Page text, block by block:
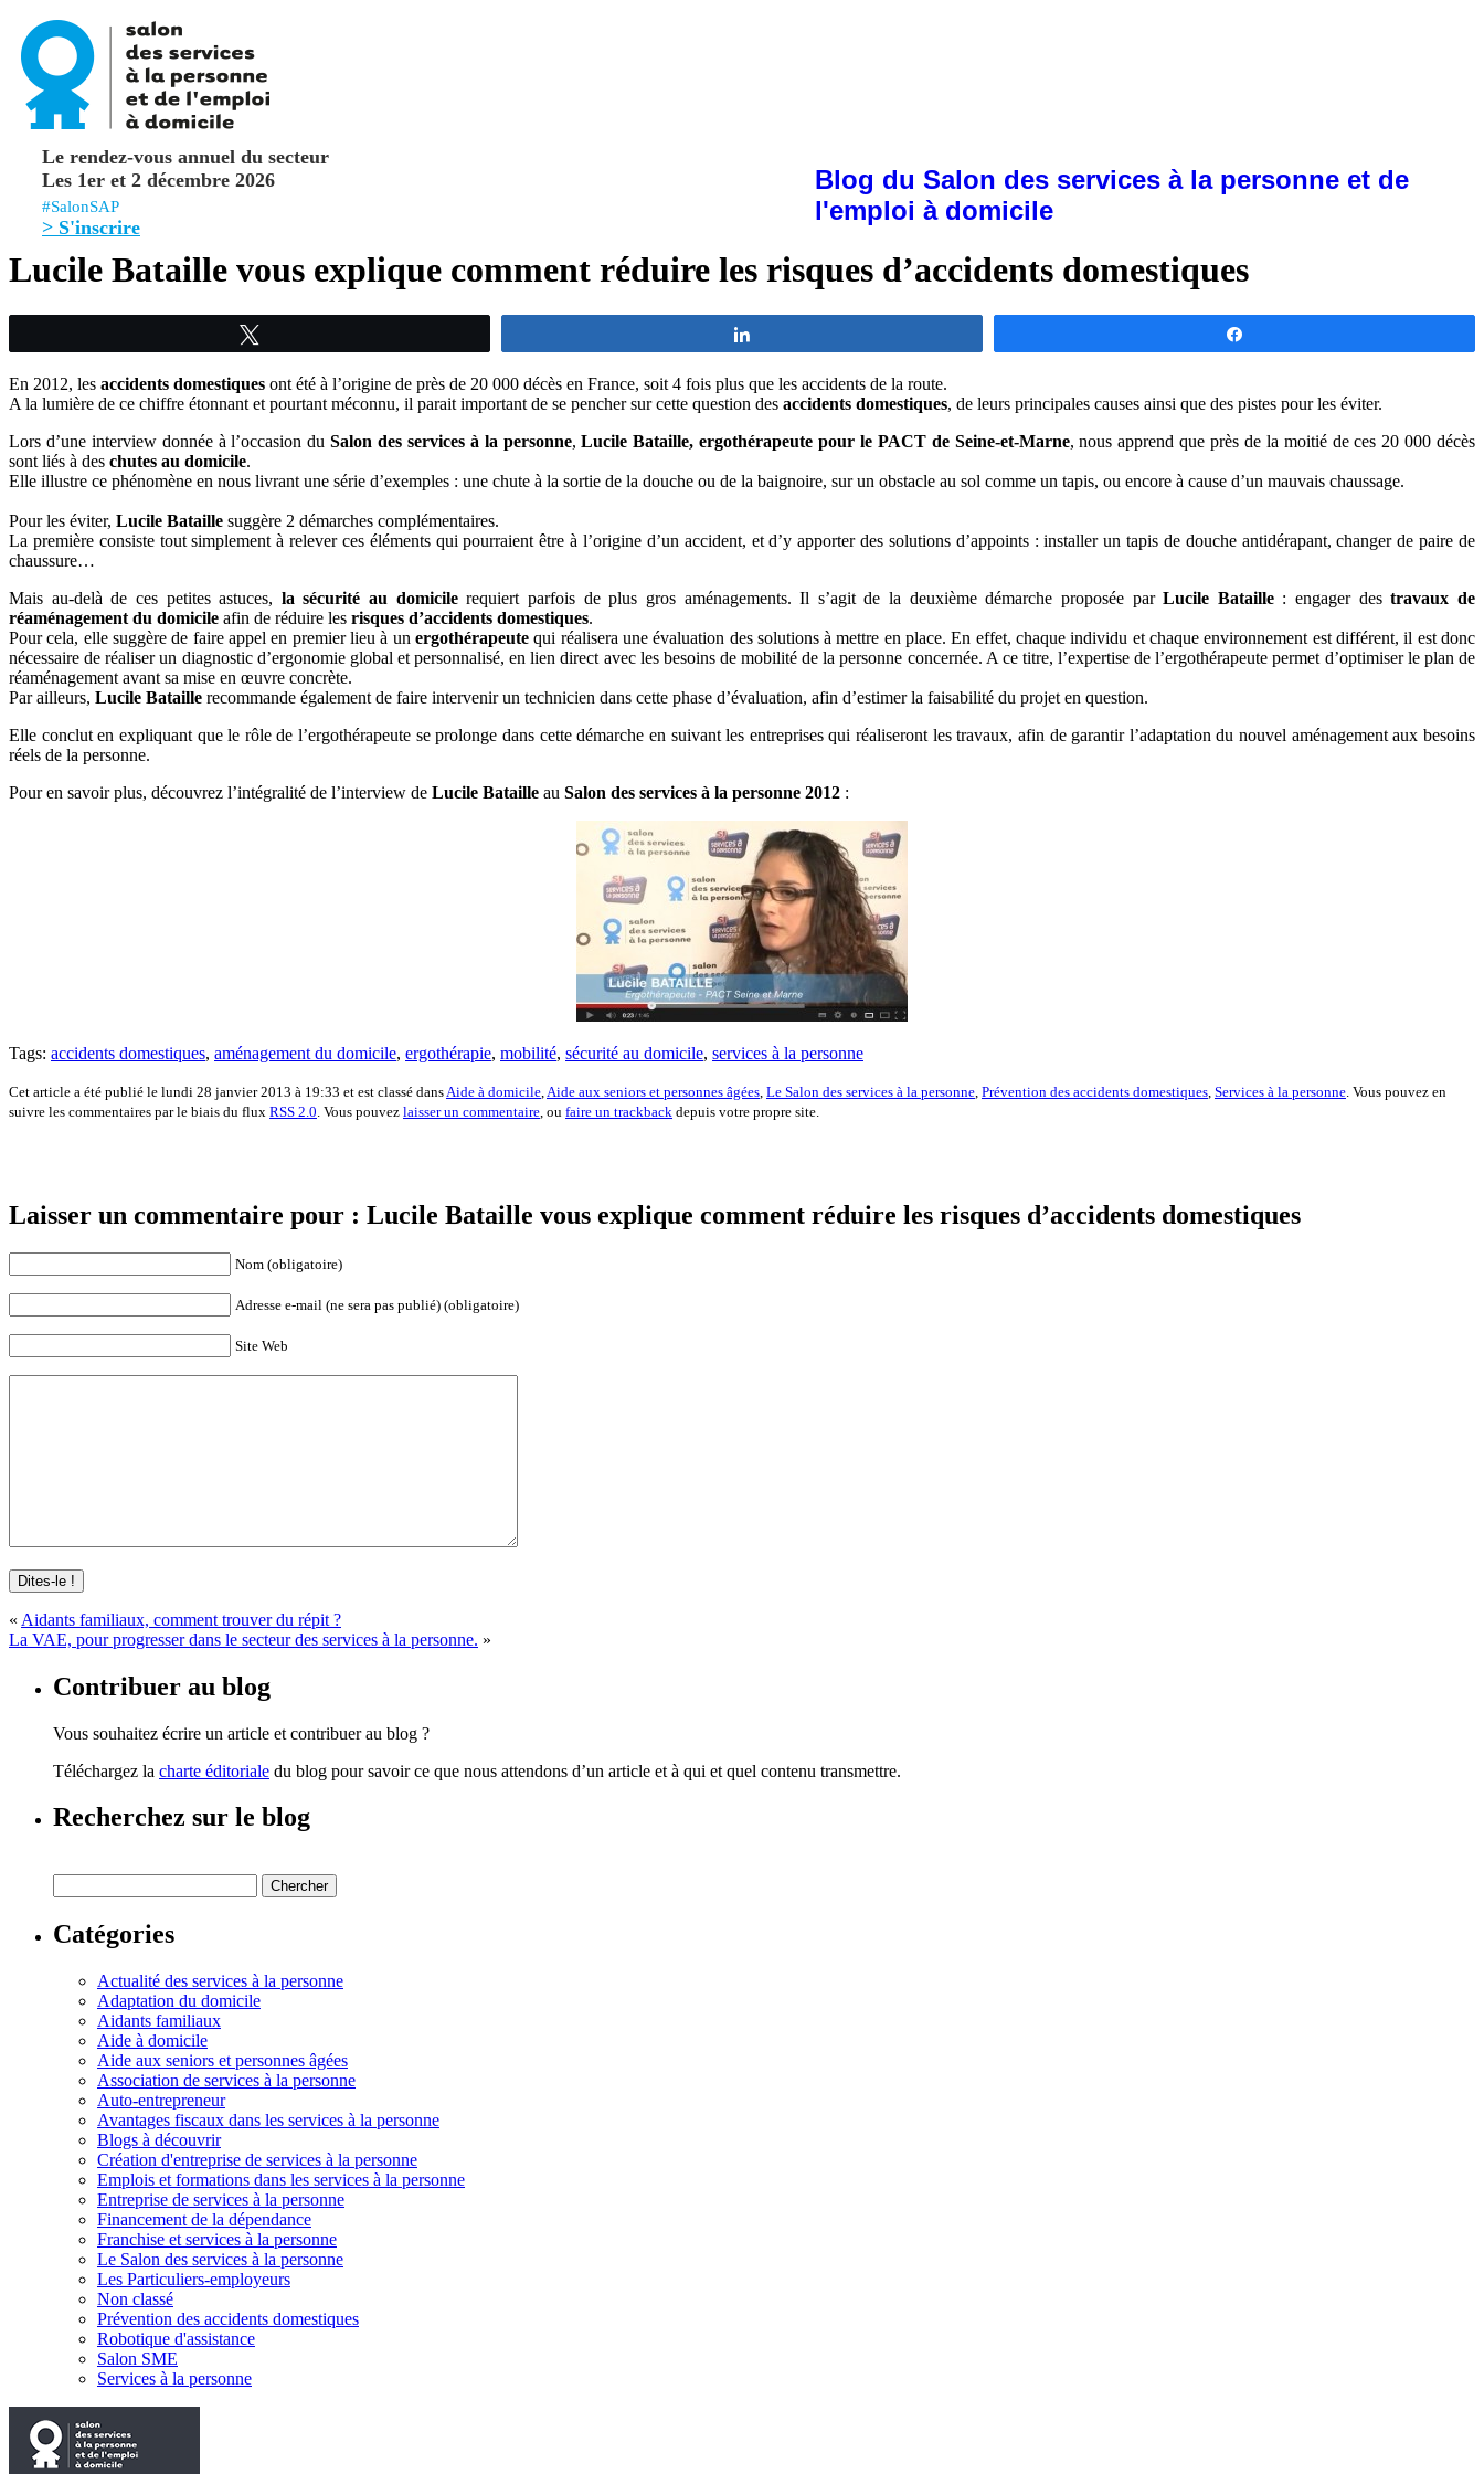
Le rendez-vous annuel du secteur
Les 1er et 2 décembre 2026
#SalonSAP
> S'inscrire
Blog du Salon des services à la personne et de
l'emploi à domicile
Lucile Bataille vous explique comment réduire les risques d’accidents domestiques
En 2012, les accidents domestiques ont été à l’origine de près de 20 000 décès en France, soit 4 fois plus que les accidents de la route.
A la lumière de ce chiffre étonnant et pourtant méconnu, il parait important de se pencher sur cette question des accidents domestiques, de leurs principales causes ainsi que des pistes pour les éviter.
Lors d’une interview donnée à l’occasion duSalon des services à la personne,Lucile Bataille, ergothérapeute pour le PACT de Seine-et-Marne, nous apprend que près de la moitié de ces 20 000 décès
sont liés à des chutes au domicile.
Elle illustre ce phénomène en nous livrant une série d’exemples : une chute à la sortie de la douche ou de la baignoire, sur un obstacle au sol comme un tapis, ou encore à cause d’un mauvais chaussage.
Pour les éviter, Lucile Bataille suggère 2 démarches complémentaires.
La première consiste tout simplement à relever ces éléments qui pourraient être à l’origine d’un accident, et d’y apporter des solutions d’appoints : installer un tapis de douche antidérapant, changer de paire de
chaussure…
Mais au-delà de ces petites astuces, la sécurité au domicilerequiert parfois de plus gros aménagements. Il s’agit de la deuxième démarche proposée parLucile Bataille: engager destravaux de
réaménagement du domicile afin de réduire les risques d’accidents domestiques.
Pour cela, elle suggère de faire appel en premier lieu à un ergothérapeutequi réalisera une évaluation des solutions à mettre en place. En effet, chaque individu et chaque environnement est différent, il est donc
nécessaire de réaliser un diagnostic d’ergonomie global et personnalisé, en lien direct avec les besoins de mobilité de la personne concernée. A ce titre, l’expertise de l’ergothérapeute permet d’optimiser le plan de
réaménagement avant sa mise en œuvre concrète.
Par ailleurs, Lucile Bataille recommande également de faire intervenir un technicien dans cette phase d’évaluation, afin d’estimer la faisabilité du projet en question.
Elle conclut en expliquant que le rôle de l’ergothérapeute se prolonge dans cette démarche en suivant les entreprises qui réaliseront les travaux, afin de garantir l’adaptation du nouvel aménagement aux besoins
réels de la personne.
Pour en savoir plus, découvrez l’intégralité de l’interview de Lucile Bataille au Salon des services à la personne 2012 :
Tags: accidents domestiques, aménagement du domicile, ergothérapie, mobilité, sécurité au domicile, services à la personne
Cet article a été publié le lundi 28 janvier 2013 à 19:33 et est classé dans Aide à domicile Aide aux seniors et personnes âgées Le Salon des services à la personne Prévention des accidents domestiques Services à la personne . Vous pouvez en
suivre les commentaires par le biais du flux RSS 2.0 . Vous pouvez laisser un commentaire , ou faire un trackback depuis votre propre site.
Laisser un commentaire pour : Lucile Bataille vous explique comment réduire les risques d’accidents domestiques
Nom (obligatoire)
Adresse e-mail (ne sera pas publié) (obligatoire)
Site Web
« Aidants familiaux, comment trouver du répit ?
La VAE, pour progresser dans le secteur des services à la personne. »
Contribuer au blog
Vous souhaitez écrire un article et contribuer au blog ?
Téléchargez la charte éditoriale du blog pour savoir ce que nous attendons d’un article et à qui et quel contenu transmettre.
Recherchez sur le blog
Catégories
Actualité des services à la personne
Adaptation du domicile
Aidants familiaux
Aide à domicile
Aide aux seniors et personnes âgées
Association de services à la personne
Auto-entrepreneur
Avantages fiscaux dans les services à la personne
Blogs à découvrir
Création d'entreprise de services à la personne
Emplois et formations dans les services à la personne
Entreprise de services à la personne
Financement de la dépendance
Franchise et services à la personne
Le Salon des services à la personne
Les Particuliers-employeurs
Non classé
Prévention des accidents domestiques
Robotique d'assistance
Salon SME
Services à la personne